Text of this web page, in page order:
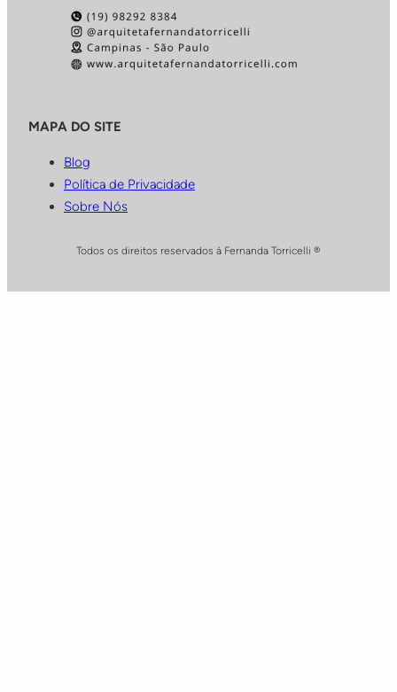
MAPA DO SITE
Blog
Política de Privacidade
Sobre Nós
Todos os direitos reservados à Fernanda Torricelli ®